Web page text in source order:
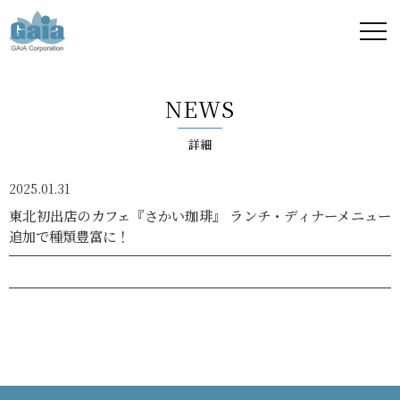
ア -
GAIA
Corporation
-
NEWS
詳細
2025.01.31
東北初出店のカフェ『さかい珈琲』 ランチ・ディナーメニュー
追加で種類豊富に！